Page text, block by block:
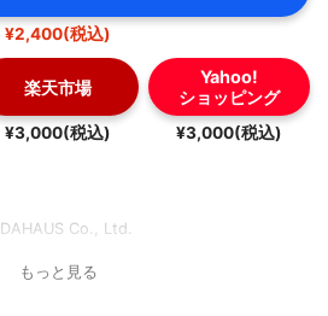
¥2,400(税込)
楽天市場
¥3,000(税込)
Yahoo!
ショッピング
¥3,000(税込)
DAHAUS Co., Ltd.
もっと見る